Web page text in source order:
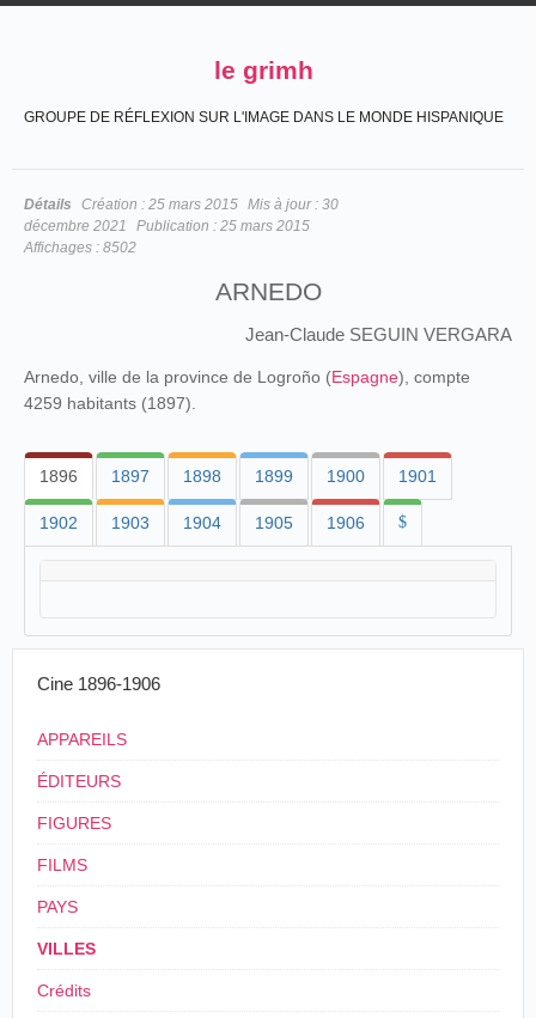
le grimh
GROUPE DE RÉFLEXION SUR L'IMAGE DANS LE MONDE HISPANIQUE
Détails Création : 25 mars 2015 Mis à jour : 30
décembre 2021
Publication : 25 mars 2015
Affichages : 8502
ARNEDO
Jean-Claude SEGUIN VERGARA
Arnedo, ville de la province de Logroño (Espagne), compte
4259 habitants (1897).
1896 1897 1898 1899 1900 1901
1902 1903 1904 1905 1906 $
Cine 1896-1906
APPAREILS
ÉDITEURS
FIGURES
FILMS
PAYS
VILLES
Crédits